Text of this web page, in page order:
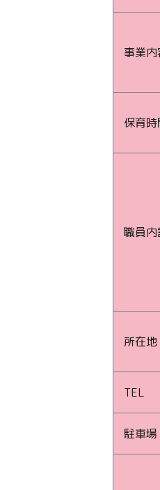
事業内
保育時
職員内
所在地
TEL
駐車場